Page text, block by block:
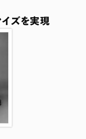
ズを実現